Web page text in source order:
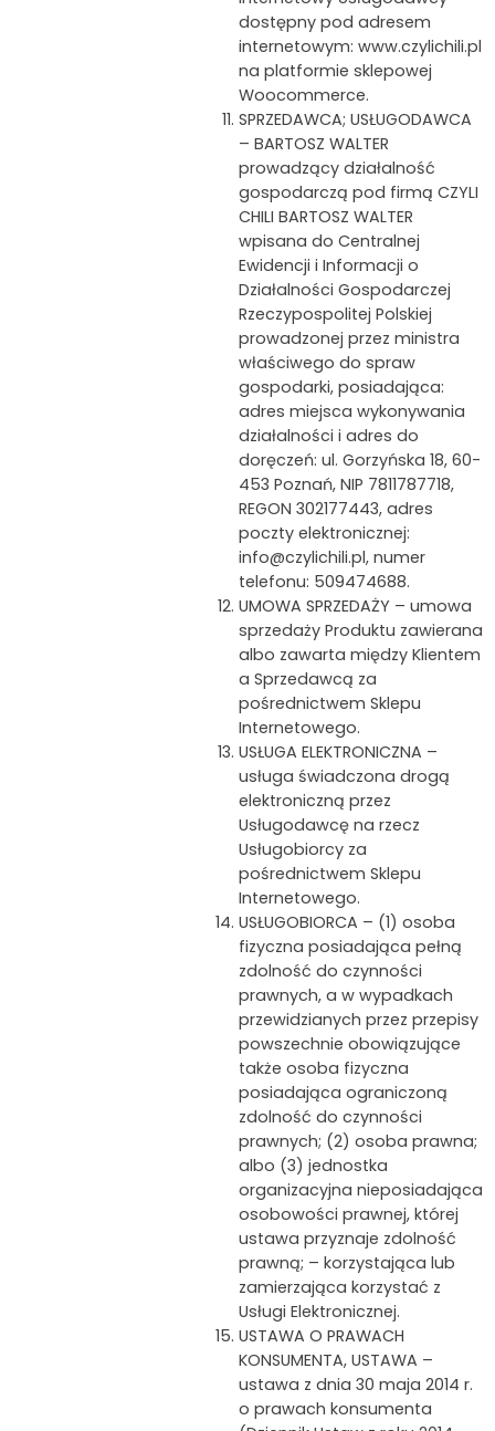
dostępny pod adresem
internetowym: www.czylichili.pl
na platformie sklepowej
Woocommerce.
SPRZEDAWCA; USŁUGODAWCA
– BARTOSZ WALTER
prowadzący działalność
gospodarczą pod firmą CZYLI
CHILI BARTOSZ WALTER
wpisana do Centralnej
Ewidencji i Informacji o
Działalności Gospodarczej
Rzeczypospolitej Polskiej
prowadzonej przez ministra
właściwego do spraw
gospodarki, posiadająca:
adres miejsca wykonywania
działalności i adres do
doręczeń: ul. Gorzyńska 18, 60-
453 Poznań, NIP 7811787718,
REGON 302177443, adres
poczty elektronicznej:
info@czylichili.pl, numer
telefonu: 509474688.
UMOWA SPRZEDAŻY – umowa
sprzedaży Produktu zawierana
albo zawarta między Klientem
a Sprzedawcą za
pośrednictwem Sklepu
Internetowego.
USŁUGA ELEKTRONICZNA –
usługa świadczona drogą
elektroniczną przez
Usługodawcę na rzecz
Usługobiorcy za
pośrednictwem Sklepu
Internetowego.
USŁUGOBIORCA – (1) osoba
fizyczna posiadająca pełną
zdolność do czynności
prawnych, a w wypadkach
przewidzianych przez przepisy
powszechnie obowiązujące
także osoba fizyczna
posiadająca ograniczoną
zdolność do czynności
prawnych; (2) osoba prawna;
albo (3) jednostka
organizacyjna nieposiadająca
osobowości prawnej, której
ustawa przyznaje zdolność
prawną; – korzystająca lub
zamierzająca korzystać z
Usługi Elektronicznej.
USTAWA O PRAWACH
KONSUMENTA, USTAWA –
ustawa z dnia 30 maja 2014 r.
o prawach konsumenta